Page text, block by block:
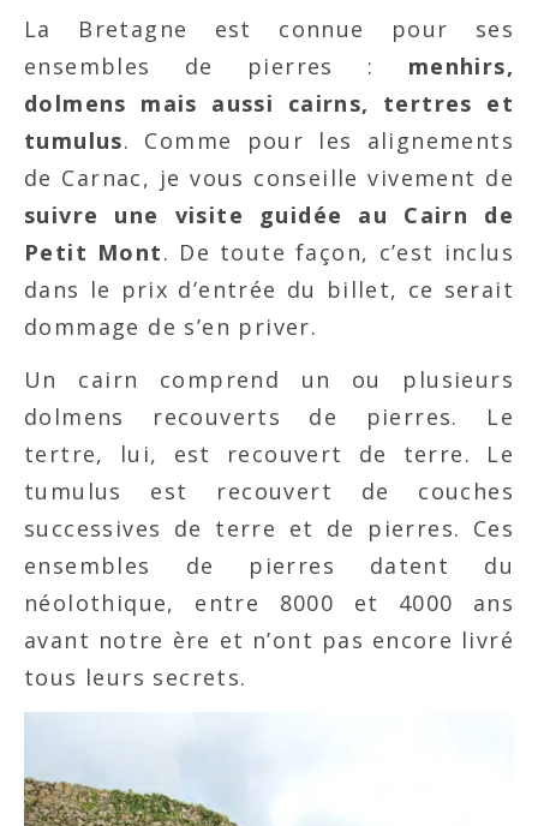
La Bretagne est connue pour ses
ensembles de pierres : menhirs,
dolmens mais aussi cairns, tertres et
tumulus. Comme pour les alignements
de Carnac, je vous conseille vivement de
suivre une visite guidée au Cairn de
Petit Mont. De toute façon, c’est inclus
dans le prix d’entrée du billet, ce serait
dommage de s’en priver.
Un cairn comprend un ou plusieurs
dolmens recouverts de pierres. Le
tertre, lui, est recouvert de terre. Le
tumulus est recouvert de couches
successives de terre et de pierres. Ces
ensembles de pierres datent du
néolothique, entre 8000 et 4000 ans
avant notre ère et n’ont pas encore livré
tous leurs secrets.